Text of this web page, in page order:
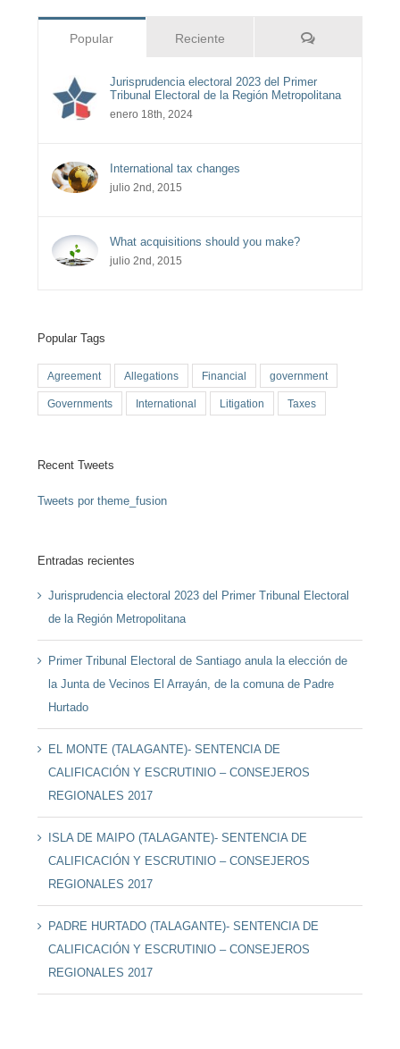
Popular Reciente Comentarios
Jurisprudencia electoral 2023 del Primer
Tribunal Electoral de la Región Metropolitana
enero 18th, 2024
International tax changes
julio 2nd, 2015
What acquisitions should you make?
julio 2nd, 2015
Popular Tags
Agreement Allegations Financial government
Governments International Litigation Taxes
Recent Tweets
Tweets por theme_fusion
Entradas recientes
Jurisprudencia electoral 2023 del Primer Tribunal Electoral
de la Región Metropolitana
Primer Tribunal Electoral de Santiago anula la elección de
la Junta de Vecinos El Arrayán, de la comuna de Padre
Hurtado
EL MONTE (TALAGANTE)- SENTENCIA DE
CALIFICACIÓN Y ESCRUTINIO – CONSEJEROS
REGIONALES 2017
ISLA DE MAIPO (TALAGANTE)- SENTENCIA DE
CALIFICACIÓN Y ESCRUTINIO – CONSEJEROS
REGIONALES 2017
PADRE HURTADO (TALAGANTE)- SENTENCIA DE
CALIFICACIÓN Y ESCRUTINIO – CONSEJEROS
REGIONALES 2017